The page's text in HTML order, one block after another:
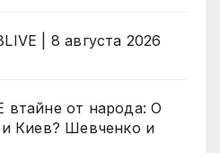
| 8 августа 2026
от народа: О
Киев? Шевченко и